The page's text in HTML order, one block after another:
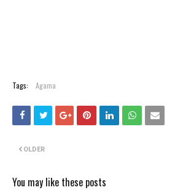
Tags: Agama
OLDER
You may like these posts